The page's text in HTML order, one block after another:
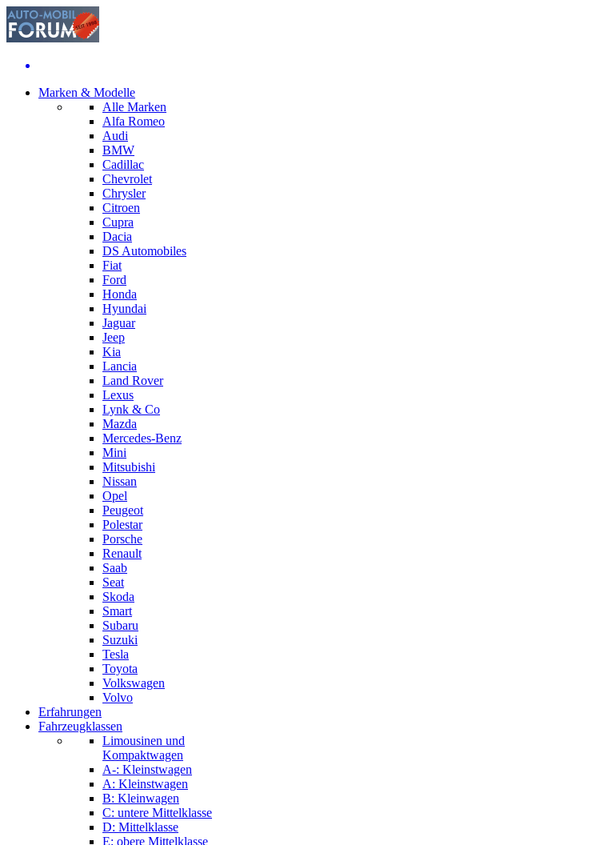
Marken & Modelle
Alle Marken
Alfa Romeo
Audi
BMW
Cadillac
Chevrolet
Chrysler
Citroen
Cupra
Dacia
DS Automobiles
Fiat
Ford
Honda
Hyundai
Jaguar
Jeep
Kia
Lancia
Land Rover
Lexus
Lynk & Co
Mazda
Mercedes-Benz
Mini
Mitsubishi
Nissan
Opel
Peugeot
Polestar
Porsche
Renault
Saab
Seat
Skoda
Smart
Subaru
Suzuki
Tesla
Toyota
Volkswagen
Volvo
Erfahrungen
Fahrzeugklassen
Limousinen und
Kompaktwagen
A-: Kleinstwagen
A: Kleinstwagen
B: Kleinwagen
C: untere Mittelklasse
D: Mittelklasse
E: obere Mittelklasse